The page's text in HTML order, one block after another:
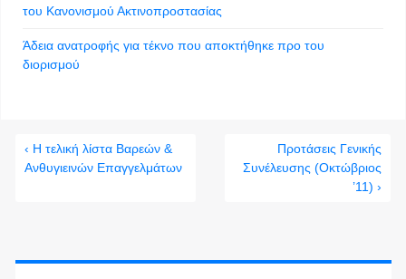
του Κανονισμού Ακτινοπροστασίας
Άδεια ανατροφής για τέκνο που αποκτήθηκε προ του
διορισμού
‹ Η τελική λίστα Βαρεών &
Ανθυγιεινών Επαγγελμάτων
Προτάσεις Γενικής
Συνέλευσης (Οκτώβριος
’11) ›